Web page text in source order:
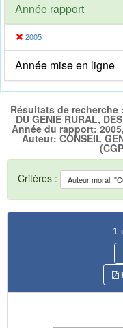
Année rapport
2005
Année mise en ligne
Résultats de recherche
DU GENIE RURAL,
Année du rapport:
Auteur: CONSEIL
Critères :
1